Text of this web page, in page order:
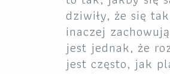
dziwiły, że się
inaczej
jest jednak, że
jest często, jak